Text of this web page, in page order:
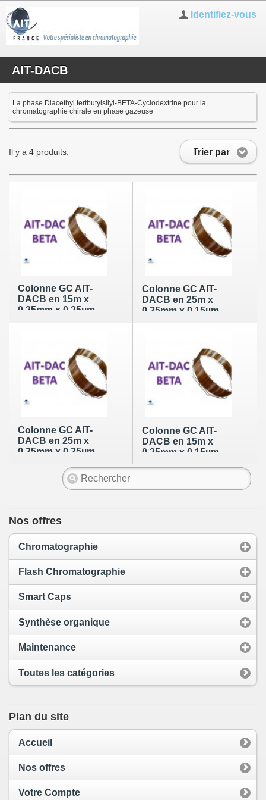
Identifiez-vous
AIT-DACB
La phase Diacethyl tertbutylsilyl-BETA-Cyclodextrine pour la
chromatographie chirale en phase gazeuse
Trier par
Il y a 4 produits.
Colonne GC AIT-
DACB en 15m x
0,25mm x 0,25µm
Colonne GC AIT-
DACB en 25m x
0,25mm x 0,15µm
Colonne GC AIT-
DACB en 25m x
0,25mm x 0,25µm
Colonne GC AIT-
DACB en 15m x
0,25mm x 0,15µm
Nos offres
Chromatographie
Flash Chromatographie
Smart Caps
Synthèse organique
Maintenance
Toutes les catégories
Plan du site
Accueil
Nos offres
Votre Compte